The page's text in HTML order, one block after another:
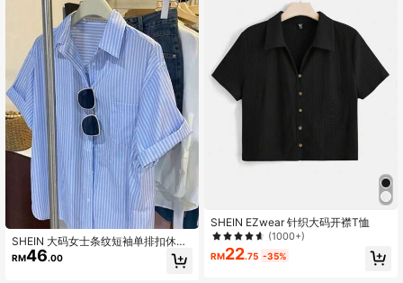
SHEIN 大码女士条纹短袖单排扣休闲
宽松衬衫
RM46.00
SHEIN EZwear 针织大码开襟T恤
(1000+)
RM22.75 -35%